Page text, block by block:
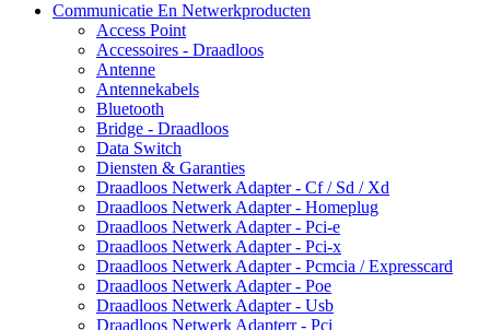
Communicatie En Netwerkproducten
Access Point
Accessoires - Draadloos
Antenne
Antennekabels
Bluetooth
Bridge - Draadloos
Data Switch
Diensten & Garanties
Draadloos Netwerk Adapter - Cf / Sd / Xd
Draadloos Netwerk Adapter - Homeplug
Draadloos Netwerk Adapter - Pci-e
Draadloos Netwerk Adapter - Pci-x
Draadloos Netwerk Adapter - Pcmcia / Expresscard
Draadloos Netwerk Adapter - Poe
Draadloos Netwerk Adapter - Usb
Draadloos Netwerk Adapterr - Pci